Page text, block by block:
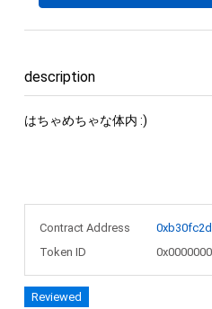
description
はちゃめちゃな体内 :)
Contract Address
Token ID
Reviewed